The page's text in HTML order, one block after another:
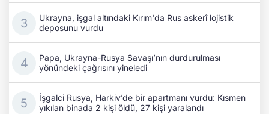
Ukrayna, işgal altındaki Kırım'da Rus askerî lojistik
deposunu vurdu
Papa, Ukrayna-Rusya Savaşı’nın durdurulması
yönündeki çağrısını yineledi
İşgalci Rusya, Harkiv’de bir apartmanı vurdu: Kısmen
yıkılan binada 2 kişi öldü, 27 kişi yaralandı